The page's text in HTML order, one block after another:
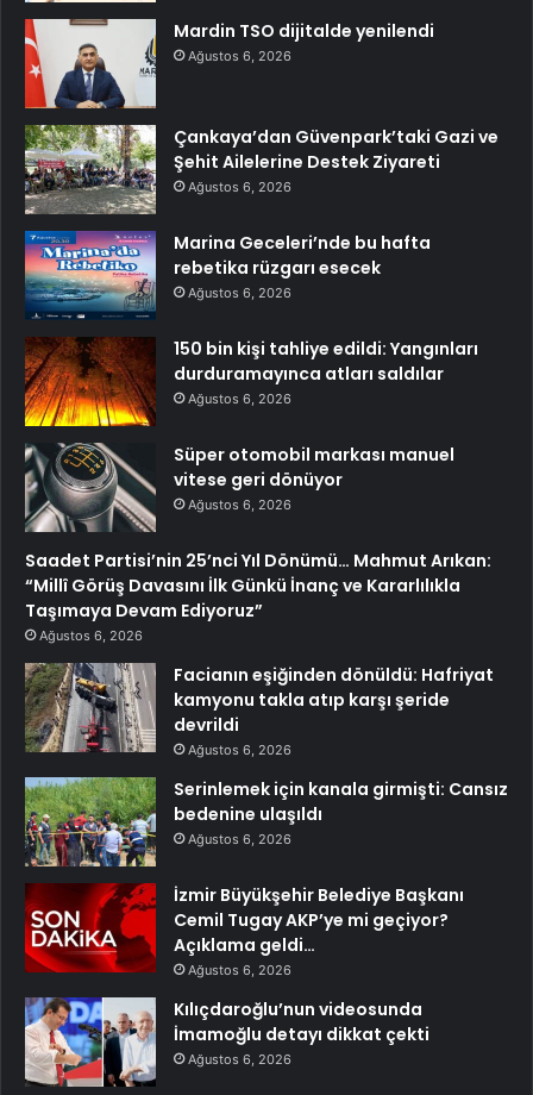
Mardin TSO dijitalde yenilendi
Ağustos 6, 2026
Çankaya’dan Güvenpark’taki Gazi ve
Şehit Ailelerine Destek Ziyareti
Ağustos 6, 2026
Marina Geceleri’nde bu hafta
rebetika rüzgarı esecek
Ağustos 6, 2026
150 bin kişi tahliye edildi: Yangınları
durduramayınca atları saldılar
Ağustos 6, 2026
Süper otomobil markası manuel
vitese geri dönüyor
Ağustos 6, 2026
Saadet Partisi’nin 25’nci Yıl Dönümü… Mahmut Arıkan:
“Millî Görüş Davasını İlk Günkü İnanç ve Kararlılıkla
Taşımaya Devam Ediyoruz”
Ağustos 6, 2026
Facianın eşiğinden dönüldü: Hafriyat
kamyonu takla atıp karşı şeride
devrildi
Ağustos 6, 2026
Serinlemek için kanala girmişti: Cansız
bedenine ulaşıldı
Ağustos 6, 2026
İzmir Büyükşehir Belediye Başkanı
Cemil Tugay AKP’ye mi geçiyor?
Açıklama geldi…
Ağustos 6, 2026
Kılıçdaroğlu’nun videosunda
İmamoğlu detayı dikkat çekti
Ağustos 6, 2026